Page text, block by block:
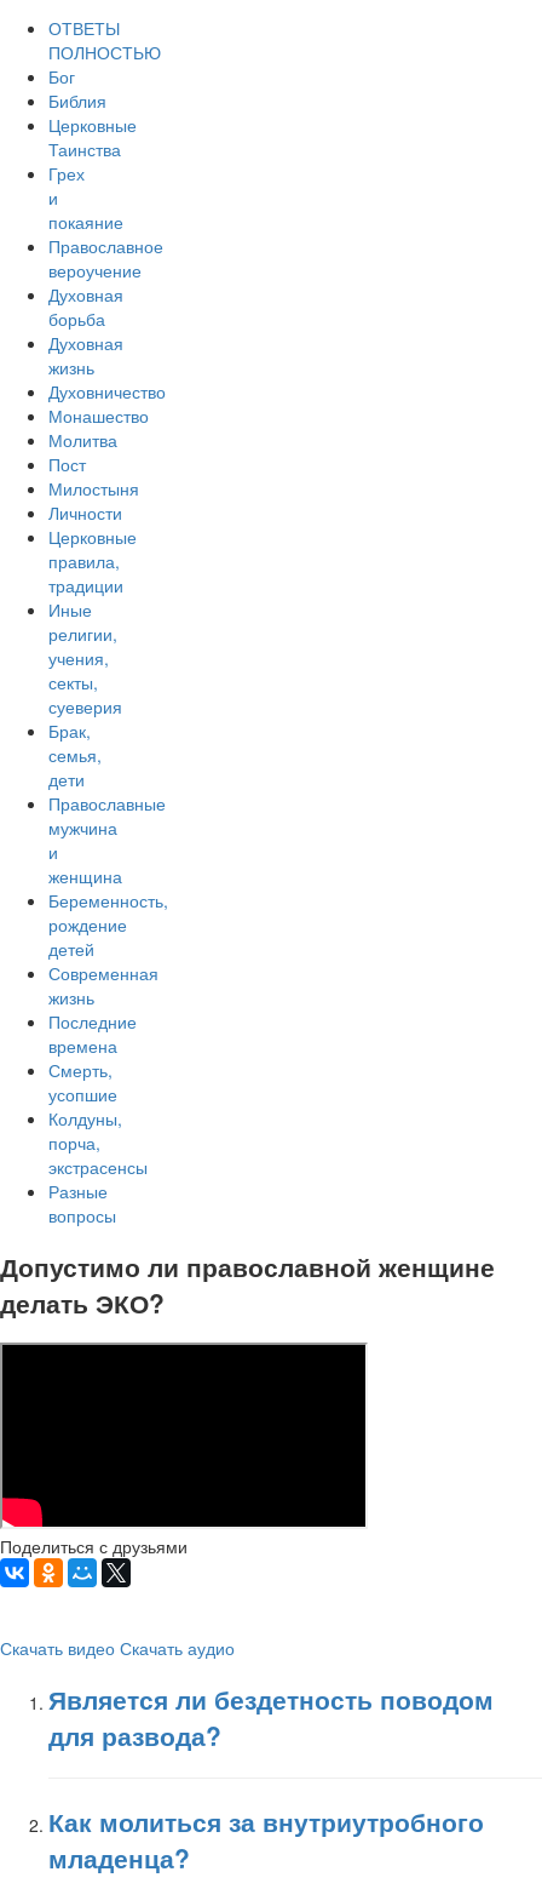
ОТВЕТЫ
ПОЛНОСТЬЮ
Бог
Библия
Церковные
Таинства
Грех
и
покаяние
Православное
вероучение
Духовная
борьба
Духовная
жизнь
Духовничество
Монашество
Молитва
Пост
Милостыня
Личности
Церковные
правила,
традиции
Иные
религии,
учения,
секты,
суеверия
Брак,
семья,
дети
Православные
мужчина
и
женщина
Беременность,
рождение
детей
Современная
жизнь
Последние
времена
Смерть,
усопшие
Колдуны,
порча,
экстрасенсы
Разные
вопросы
Допустимо ли православной женщине
делать ЭКО?
Поделиться с друзьями
Скачать видео Скачать аудио
Является ли бездетность поводом
для развода?
Как молиться за внутриутробного
младенца?